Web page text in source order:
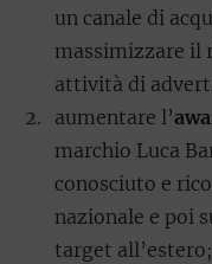
un canale di
massimizzare il
attività di
aumentare l’
marchio Luca
conosciuto e
nazionale e poi
target all’estero;